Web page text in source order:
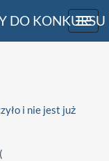
DO
i nie jest już